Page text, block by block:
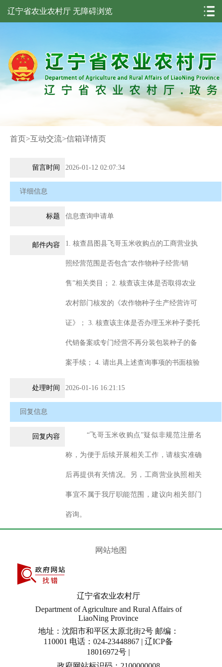
辽宁省农业农村厅 无障碍浏览
首页>互动交流>信箱详情页
留言时间 2026-01-12 02:07:34
详细信息
标题 信息查询申请单
邮件内容 1. 核查昌图县飞哥玉米收购点的工商营业执
照经营范围是否包含“农作物种子经营/销
售”相关类目； 2. 核查该主体是否取得农业
农村部门核发的《农作物种子生产经营许可
证》； 3. 核查该主体是否办理玉米种子委托
代销备案或专门经营不再分装包装种子的备
案手续； 4. 请出具上述查询事项的书面核验
质销售玉米种子，导致本人种植的玉米出现
质量问题，需该核验结果作为维权（投诉/举
处理时间 2026-01-16 16:21:15
回复信息
回复内容 “飞哥玉米收购点”疑似非规范注册名
称，为便于后续开展相关工作，请核实准确
后再提供有关情况。另，工商营业执照相关
事宜不属于我厅职能范围，建议向相关部门
咨询。
网站地图
辽宁省农业农村厅
Department of Agriculture and Rural Affairs of
LiaoNing Province
地址：沈阳市和平区太原北街2号 邮编：
110001 电话：024-23448867 | 辽ICP备
18016972号 |